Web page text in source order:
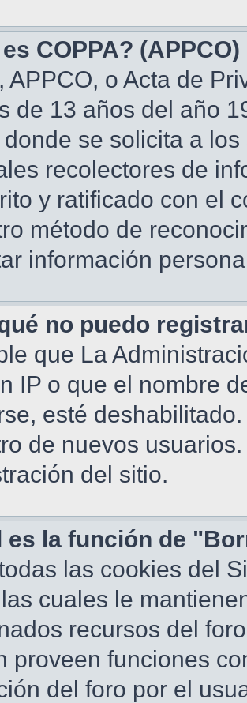
COPPA? (APPCO)
APPCO, o Acta de
de 13 años del año
se solicita a
recolectores de
y ratificado con el
método de
información
no puedo
que La
IP o que el nombre
esté
de nuevos
del sitio.
es la función de
las cookies del
cuales le
recursos del
proveen funciones
del foro por el